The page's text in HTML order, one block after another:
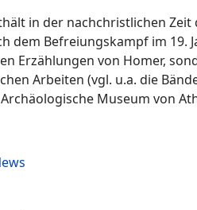
in der nachchristlichen
dem Befreiungskampf im
Erzählungen von Homer,
Arbeiten (vgl. u.a. die
Museum von